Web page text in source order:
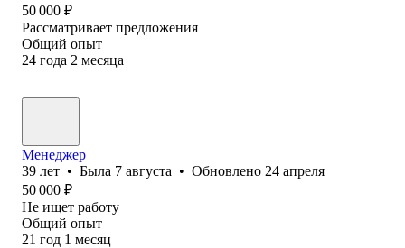
50 000 ₽
Рассматривает предложения
Общий опыт
24 года 2 месяца
Менеджер
39 лет • Была 7 августа • Обновлено 24 апреля
50 000 ₽
Не ищет работу
Общий опыт
21 год 1 месяц